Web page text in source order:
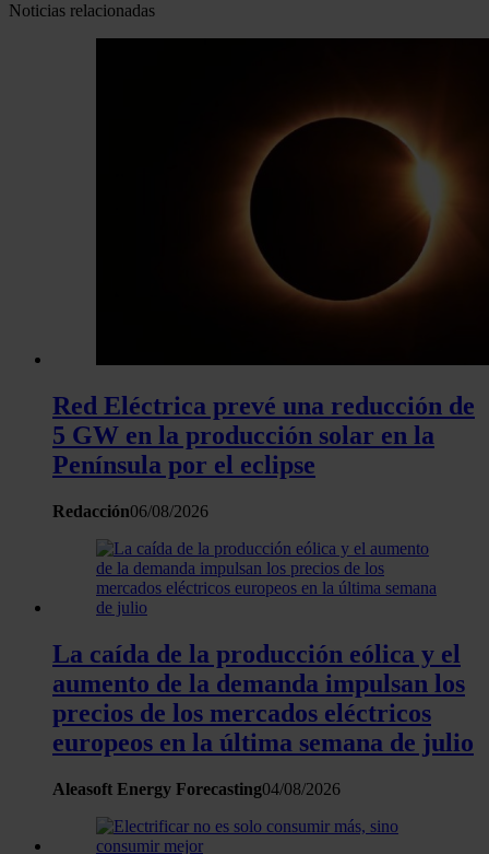
Noticias relacionadas
Red Eléctrica prevé una reducción de
5 GW en la producción solar en la
Península por el eclipse
Redacción06/08/2026
La caída de la producción eólica y el
aumento de la demanda impulsan los
precios de los mercados eléctricos
europeos en la última semana de julio
Aleasoft Energy Forecasting04/08/2026